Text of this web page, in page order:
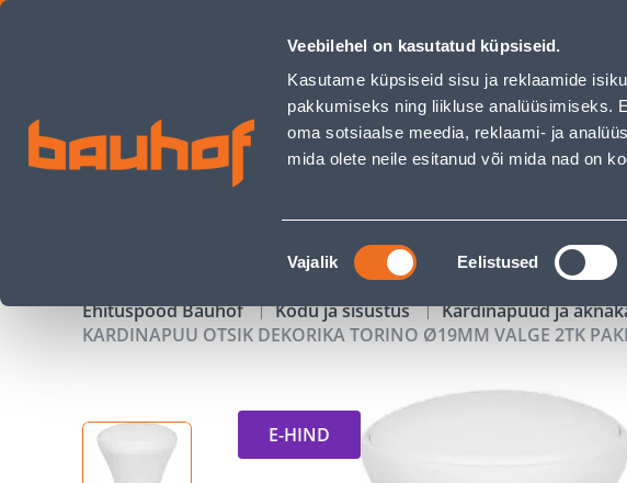
Veebilehel on kasutatud küpsiseid.
Kasutame küpsiseid sisu ja reklaamide
pakkumiseks ning liikluse analüüsimiseks.
oma sotsiaalse meedia, reklaami- ja
mida olete neile esitanud või mida nad on
Nõusoleku
valik
Vajalik Eelistused
KARDINAPUU OTSIK DEKORIKA TORINO Ø19MM VALGE 2TK PAKIS - Bauhof
Äriklienditeenindus Klienditeenindus Teenused
KAMPAANIAD
Ehituspood Bauhof Kodu ja sisustus Kardinapuud ja
KARDINAPUU OTSIK DEKORIKA TORINO Ø19MM VALGE 2TK
E-HIND